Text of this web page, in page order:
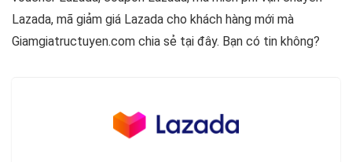
Lazada, mã giảm giá Lazada cho khách hàng mới mà
Giamgiatructuyen.com chia sẻ tại đây. Bạn có tin không?